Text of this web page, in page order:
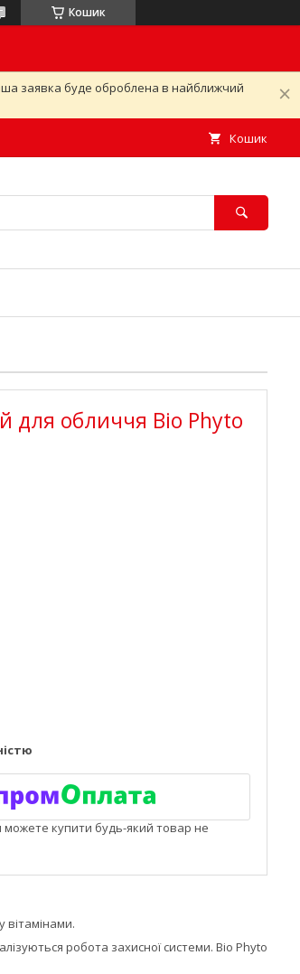
Кошик
заявка буде оброблена в найближчий
Кошик
для обличчя Bio Phyto
можете купити будь-який товар не
вітамінами.
робота захисної системи. Bio Phyto